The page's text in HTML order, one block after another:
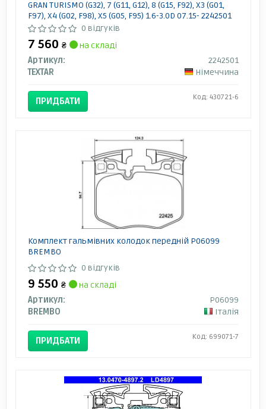
GRAN TURISMO (G32), 7 (G11, G12), 8 (G15, F92), X3 (G01,
F97), X4 (G02, F98), X5 (G05, F95) 1.6-3.0D 07.15- 2242501
TEXTAR
0 відгуків
7 560 ₴
на складі
Артикул:
2242501
TEXTAR
Німеччина
ПРИДБАТИ Код: 430721-6
Комплект гальмівних колодок передній P06099
BREMBO
0 відгуків
9 550 ₴
на складі
Артикул:
P06099
BREMBO
Італія
ПРИДБАТИ Код: 699071-7